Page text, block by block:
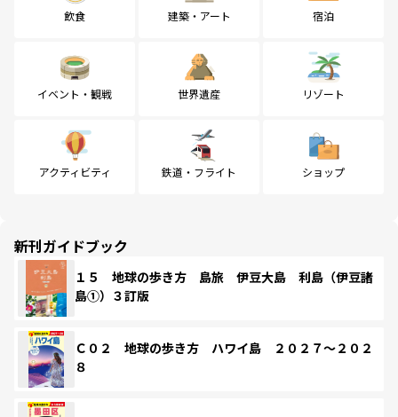
飲食 建築・アート 宿泊
イベント・観戦 世界遺産 リゾート
アクティビティ 鉄道・フライト ショップ
新刊ガイドブック
１５ 地球の歩き方 島旅 伊豆大島 利島（伊豆諸
島①）３訂版
Ｃ０２ 地球の歩き方 ハワイ島 ２０２７～２０２
８